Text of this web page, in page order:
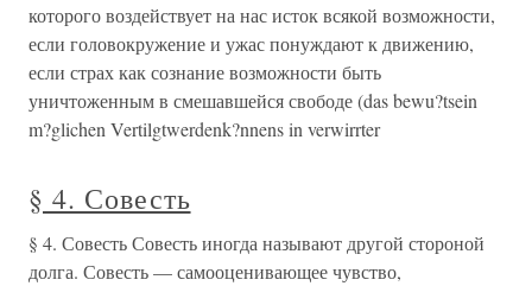
которого воздействует на нас исток всякой возможности,
если головокружение и ужас понуждают к движению,
если страх как сознание возможности быть
уничтоженным в смешавшейся свободе (das bewu?tsein
m?glichen Vertilgtwerdenk?nnens in verwirrter
§ 4. Совесть
§ 4. Совесть Совесть иногда называют другой стороной
долга. Совесть — самооценивающее чувство,